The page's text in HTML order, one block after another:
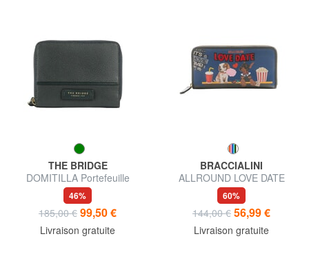
THE BRIDGE
DOMITILLA Portefeuille
moyen en cuir zippé sur tout
le pourtour
46%
185,00 € 99,50 €
Livraison gratuite
BRACCIALINI
ALLROUND LOVE DATE
Grand portefeuille zippé
60%
144,00 € 56,99 €
Livraison gratuite